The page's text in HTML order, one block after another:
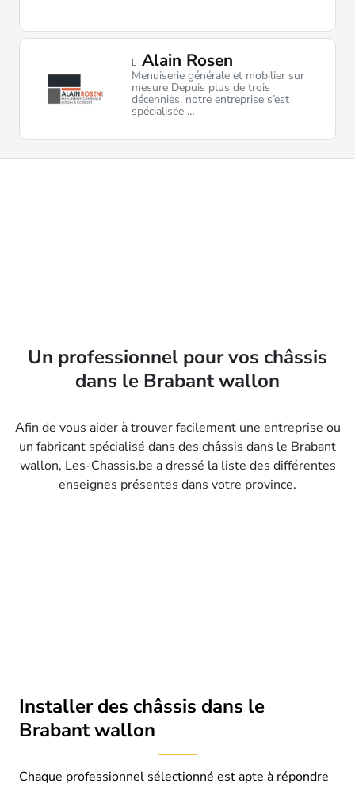
Alain Rosen
Menuiserie générale et mobilier sur
mesure Depuis plus de trois
décennies, notre entreprise s’est
spécialisée …
Un professionnel pour vos châssis
dans le Brabant wallon
Afin de vous aider à trouver facilement une entreprise ou
un fabricant spécialisé dans des châssis dans le Brabant
wallon, Les-Chassis.be a dressé la liste des différentes
enseignes présentes dans votre province.
Installer des châssis dans le
Brabant wallon
Chaque professionnel sélectionné est apte à répondre